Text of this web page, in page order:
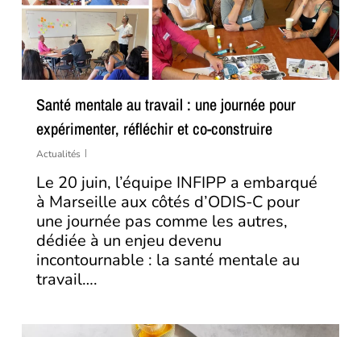
Santé mentale au travail : une journée pour
expérimenter, réfléchir et co-construire
Actualités
Le 20 juin, l’équipe INFIPP a embarqué
à Marseille aux côtés d’ODIS-C pour
une journée pas comme les autres,
dédiée à un enjeu devenu
incontournable : la santé mentale au
travail….